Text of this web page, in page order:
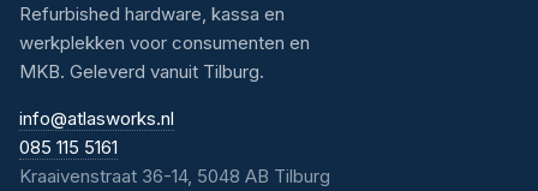
Refurbished hardware, kassa en
werkplekken voor consumenten en
MKB. Geleverd vanuit Tilburg.
info@atlasworks.nl
085 115 5161
Kraaivenstraat 36-14, 5048 AB Tilburg